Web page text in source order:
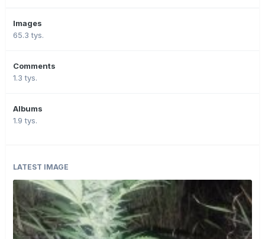
Images
65.3 tys.
Comments
1.3 tys.
Albums
1.9 tys.
LATEST IMAGE